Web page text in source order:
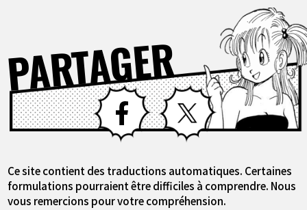
PARTAGERFacebook X
Ce site contient des traductions automatiques. Certaines
formulations pourraient être difficiles à comprendre. Nous
vous remercions pour votre compréhension.